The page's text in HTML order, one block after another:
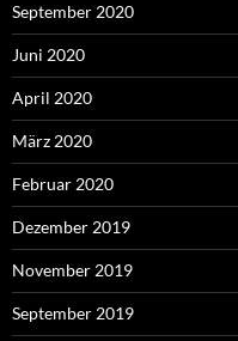
September 2020
Juni 2020
April 2020
März 2020
Februar 2020
Dezember 2019
November 2019
September 2019